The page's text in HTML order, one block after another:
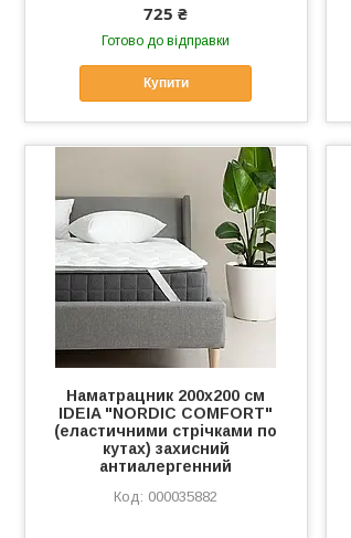
725 ₴
Готово до відправки
Купити
Наматрацник 200х200 см
IDEIA "NORDIC СOMFORT"
(еластичними стрічками по
кутах) захисний
антиалергенний
000035882